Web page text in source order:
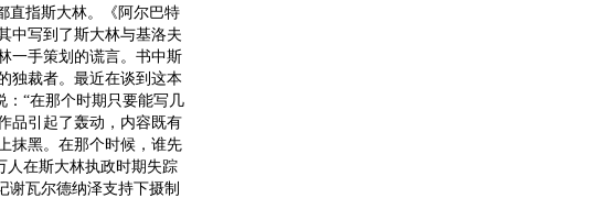
直指斯大林。《阿尔巴特
中写到了斯大林与基洛夫
一手策划的谎言。书中斯
独裁者。最近在谈到这本
：“在那个时期只要能写几
品引起了轰动，内容既有
抹黑。在那个时候，谁先
人在斯大林执政时期失踪
谢瓦尔德纳泽支持下摄制